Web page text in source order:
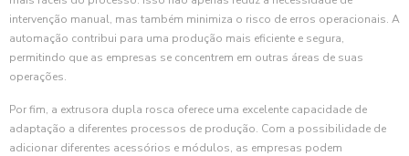
intervenção manual, mas também minimiza o risco de erros operacionais. A
automação contribui para uma produção mais eficiente e segura,
permitindo que as empresas se concentrem em outras áreas de suas
operações.
Por fim, a extrusora dupla rosca oferece uma excelente capacidade de
adaptação a diferentes processos de produção. Com a possibilidade de
adicionar diferentes acessórios e módulos, as empresas podem